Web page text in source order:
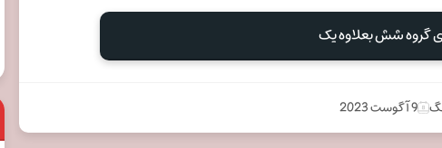
گروه شش بعلاوه یک
9 آگوست 2023